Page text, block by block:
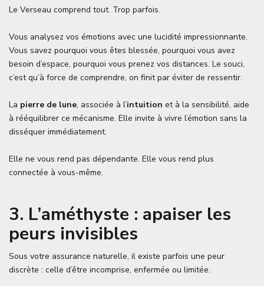
Le Verseau comprend tout. Trop parfois.
Vous analysez vos émotions avec une lucidité impressionnante.
Vous savez pourquoi vous êtes blessée, pourquoi vous avez
besoin d’espace, pourquoi vous prenez vos distances. Le souci,
c’est qu’à force de comprendre, on finit par éviter de ressentir.
La pierre de lune, associée à l’intuition et à la sensibilité, aide
à rééquilibrer ce mécanisme. Elle invite à vivre l’émotion sans la
disséquer immédiatement.
Elle ne vous rend pas dépendante. Elle vous rend plus
connectée à vous-même.
3. L’améthyste : apaiser les
peurs invisibles
Sous votre assurance naturelle, il existe parfois une peur
discrète : celle d’être incomprise, enfermée ou limitée.